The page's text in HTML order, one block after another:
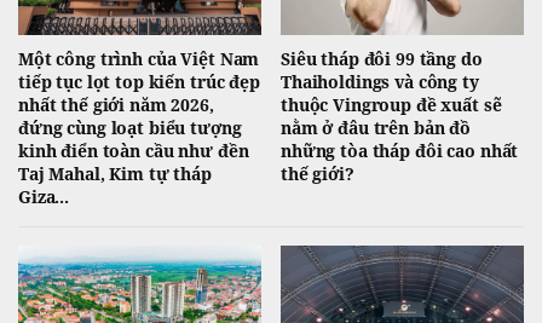
Một công trình của Việt Nam
tiếp tục lọt top kiến trúc đẹp
nhất thế giới năm 2026,
đứng cùng loạt biểu tượng
kinh điển toàn cầu như đền
Taj Mahal, Kim tự tháp
Giza...
Siêu tháp đôi 99 tầng do
Thaiholdings và công ty
thuộc Vingroup đề xuất sẽ
nằm ở đâu trên bản đồ
những tòa tháp đôi cao nhất
thế giới?